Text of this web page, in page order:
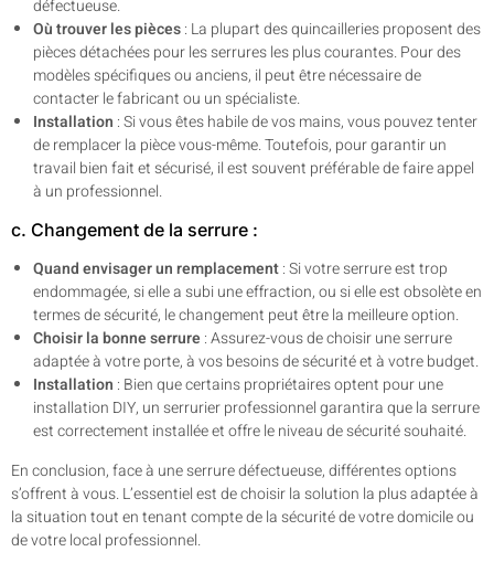
défectueuse.
Où trouver les pièces: La plupart des quincailleries proposent des
pièces détachées pour les serrures les plus courantes. Pour des
modèles spécifiques ou anciens, il peut être nécessaire de
contacter le fabricant ou un spécialiste.
Installation : Si vous êtes habile de vos mains, vous pouvez tenter
de remplacer la pièce vous-même. Toutefois, pour garantir un
travail bien fait et sécurisé, il est souvent préférable de faire appel
à un professionnel.
c. Changement de la serrure :
Quand envisager un remplacement: Si votre serrure est trop
endommagée, si elle a subi une effraction, ou si elle est obsolète en
termes de sécurité, le changement peut être la meilleure option.
Choisir la bonne serrure : Assurez-vous de choisir une serrure
adaptée à votre porte, à vos besoins de sécurité et à votre budget.
Installation : Bien que certains propriétaires optent pour une
installation DIY, un serrurier professionnel garantira que la serrure
est correctement installée et offre le niveau de sécurité souhaité.
En conclusion, face à une serrure défectueuse, différentes options
s’offrent à vous. L’essentiel est de choisir la solution la plus adaptée à
la situation tout en tenant compte de la sécurité de votre domicile ou
de votre local professionnel.